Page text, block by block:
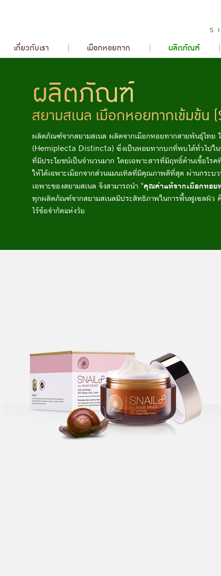
เกี่ยวกับเรา เมือกหอยทาก ผลิตภัณฑ์
ผลิตภัณฑ์
สยามสเนล เมือกหอยทากเข้มข้น
ผลิตภัณฑ์จากสยามสเนล ผลิตจากเมือกหอยทากสายพันธุ์ไทย
(Hemiplecta Distincta) ซึ่งเป็นหอยทากบกที่พบได้ทั่วไปใ
ที่มีประโยชน์เป็นจำนวนมาก โดยเฉพาะสารที่มีฤทธิ์ต้านเชื้อโร
ให้ได้เฉพาะเมือกจากส่วนแมนเทิลที่มีคุณภาพดีที่สุด ผ่านกระบ
เฉพาะของสยามสเนล จึงสามารถนำ “คุณค่าแท้จากเมือกหอย
ทุกผลิตภัณฑ์จากสยามสเนลมีประสิทธิภาพในการฟื้นฟูเซลผิว
ไร้ข้อจำกัดแห่งวัย